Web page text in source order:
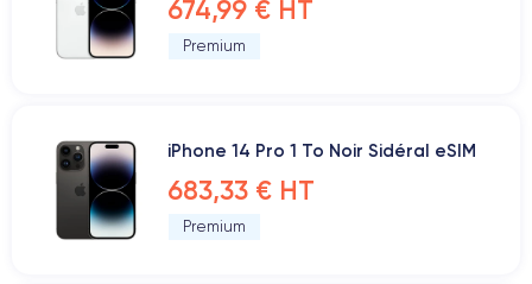
674,99 € HT
Premium
iPhone 14 Pro 1 To Noir Sidéral eSIM
683,33 € HT
Premium